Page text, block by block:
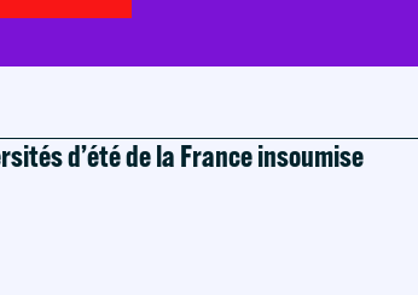
d’été de la France insoumise